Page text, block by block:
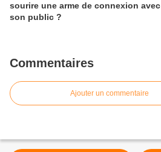
sourire une arme de connexion avec
son public ?
Commentaires
Ajouter un commentaire